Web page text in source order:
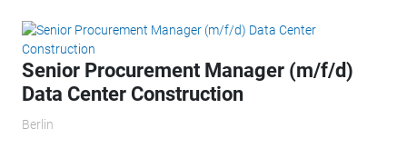
Senior Procurement Manager (m/f/d)
Data Center Construction
Berlin